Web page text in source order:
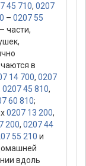
45 710, 0207
– 0207 55
части,
в
14 700, 0207
0207 45 810,
60 810;
0207 13 200,
200, 0207 44
55 210 и
вдоль